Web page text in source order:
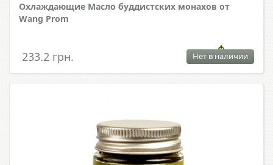
Охлаждающие Масло буддистских монахов от
Wang Prom
233.2 грн. Нет в наличии